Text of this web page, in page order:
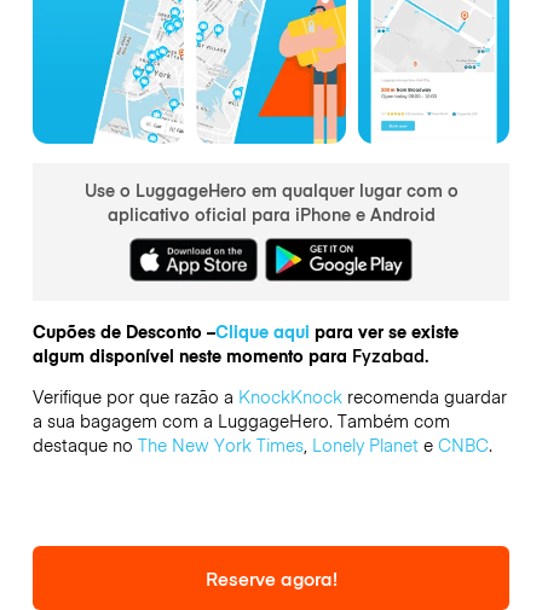
Use o LuggageHero em qualquer lugar com o
aplicativo oficial para iPhone e Android
Cupões de Desconto –Clique aqui para ver se existe
algum disponível neste momento para Fyzabad.
Verifique por que razão a KnockKnockrecomenda guardar
a sua bagagem com a LuggageHero. Também com
destaque no The New York Times, Lonely Planete CNBC.
Reserve agora!